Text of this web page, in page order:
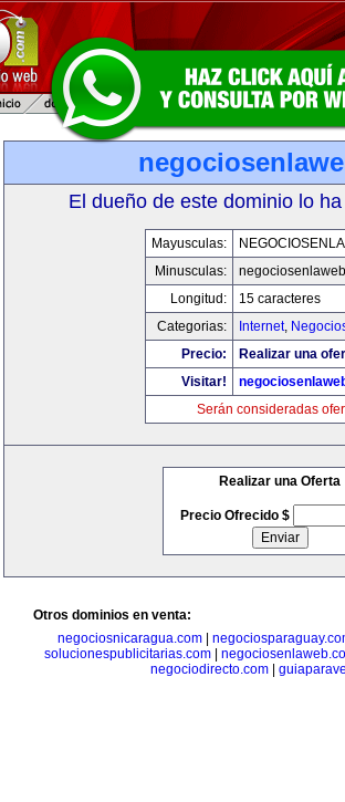
El dueño de este dominio lo
Mayusculas:
Minusculas:
Longitud:
15 caracteres
Categorias:
Internet,
Precio:
Realizar una
Visitar!
Serán consideradas
Realizar una Oferta
Precio Ofrecido $
Otros dominios en venta:
negociosnicaragua.com
solucionespublicitarias.com
negociodirecto.com